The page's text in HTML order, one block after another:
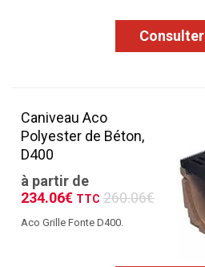
Consulter
Caniveau Aco
Polyester de Béton,
D400
à partir de
234.06€ TTC 260.06€
Aco Grille Fonte D400.